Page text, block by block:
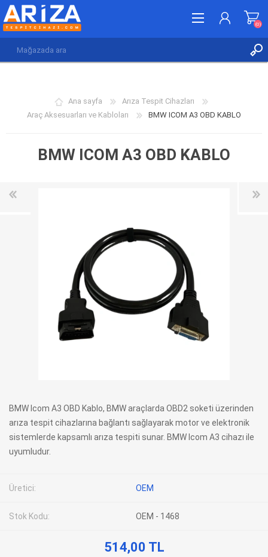
İSTEK LISTESI (0)
(0)
Ana sayfa
Arıza Tespit Cihazları
Araç Aksesuarları ve Kabloları
BMW ICOM A3 OBD KABLO
BMW ICOM A3 OBD KABLO
BMW Icom A3 OBD Kablo, BMW araçlarda OBD2 soketi üzerinden
arıza tespit cihazlarına bağlantı sağlayarak motor ve elektronik
sistemlerde kapsamlı arıza tespiti sunar. BMW Icom A3 cihazı ile
uyumludur.
Üretici: OEM
Stok Kodu: OEM - 1468
514,00 TL